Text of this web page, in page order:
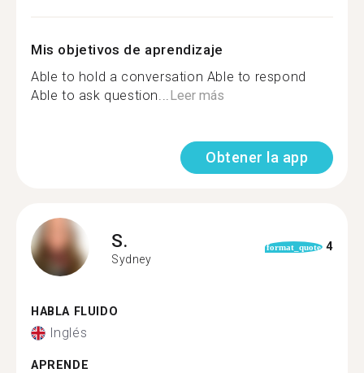
Mis objetivos de aprendizaje
Able to hold a conversation Able to respond
Able to ask question... Leer más
Obtener la app
S.
Sydney
format_quote 4
HABLA FLUIDO
Inglés
APRENDE